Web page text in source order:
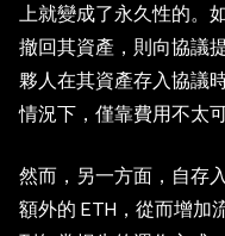
上就變成了永久性的。
撤回其資產，則向協議
夥人在其資產存入協議
情況下，僅靠費用不太
然而，另一方面，自存
額外的 ETH，從而增加